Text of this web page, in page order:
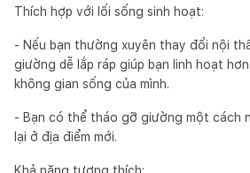
Thích hợp với lối sống sinh hoạt:
- Nếu bạn thường xuyên thay đổi nội
giường dễ lắp ráp giúp bạn linh hoạt
không gian sống của mình.
- Bạn có thể tháo gỡ giường một cách
lại ở địa điểm mới.